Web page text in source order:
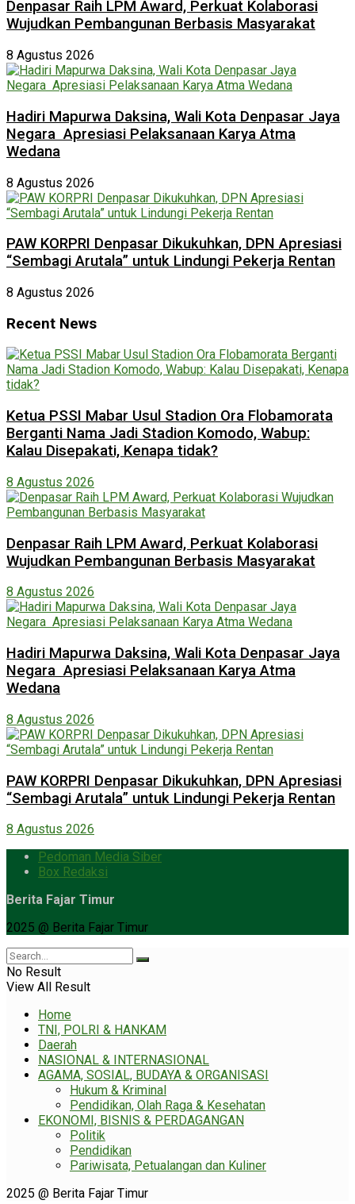
Denpasar Raih LPM Award, Perkuat Kolaborasi
Wujudkan Pembangunan Berbasis Masyarakat
8 Agustus 2026
Hadiri Mapurwa Daksina, Wali Kota Denpasar Jaya
Negara Apresiasi Pelaksanaan Karya Atma
Wedana
8 Agustus 2026
PAW KORPRI Denpasar Dikukuhkan, DPN Apresiasi
“Sembagi Arutala” untuk Lindungi Pekerja Rentan
8 Agustus 2026
Recent News
Ketua PSSI Mabar Usul Stadion Ora Flobamorata
Berganti Nama Jadi Stadion Komodo, Wabup:
Kalau Disepakati, Kenapa tidak?
8 Agustus 2026
Denpasar Raih LPM Award, Perkuat Kolaborasi
Wujudkan Pembangunan Berbasis Masyarakat
8 Agustus 2026
Hadiri Mapurwa Daksina, Wali Kota Denpasar Jaya
Negara Apresiasi Pelaksanaan Karya Atma
Wedana
8 Agustus 2026
PAW KORPRI Denpasar Dikukuhkan, DPN Apresiasi
“Sembagi Arutala” untuk Lindungi Pekerja Rentan
8 Agustus 2026
Pedoman Media Siber
Box Redaksi
Berita Fajar Timur
2025 @ Berita Fajar Timur
No Result
View All Result
Home
TNI, POLRI & HANKAM
Daerah
NASIONAL & INTERNASIONAL
AGAMA, SOSIAL, BUDAYA & ORGANISASI
Hukum & Kriminal
Pendidikan, Olah Raga & Kesehatan
EKONOMI, BISNIS & PERDAGANGAN
Politik
Pendidikan
Pariwisata, Petualangan dan Kuliner
2025 @ Berita Fajar Timur